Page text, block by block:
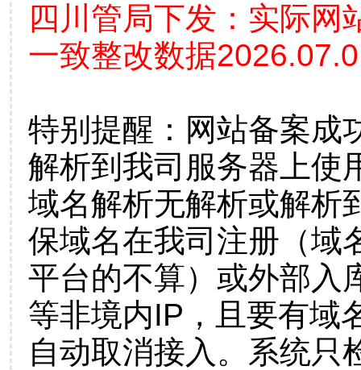
四川管局下发：实际网
一致整改数据
特别提醒：网站备案成
解析到我司服务器上使
域名解析无解析或解析
保域名在我司注册（域
平台的不算）或外部入
等非境内IP，且要有域
自动取消接入。系统只